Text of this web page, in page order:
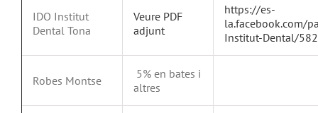
IDO Institut
Dental Tona
Veure PDF
adjunt
https://es-
la.facebook.com/
Institut-Dental/
Robes Montse
5% en bates i
altres